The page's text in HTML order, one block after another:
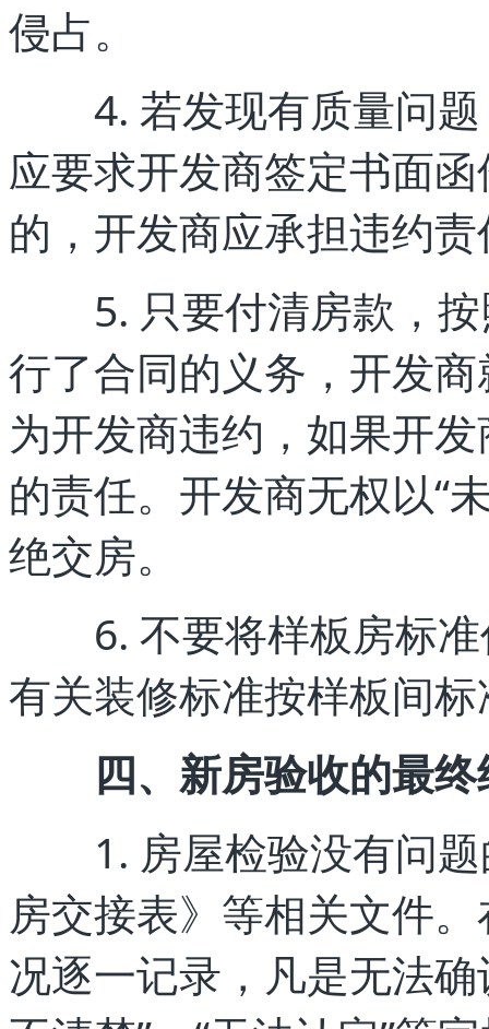
侵占。
4. 若发现有质量问题
应要求开发商签定书面
的，开发商应承担违约
5. 只要付清房款，按
行了合同的义务，开发
为开发商违约，如果开
的责任。开发商无权以“
绝交房。
6. 不要将样板房标准
有关装修标准按样板间
四、新房验收的最终
1. 房屋检验没有问题
房交接表》等相关文件
况逐一记录，凡是无法